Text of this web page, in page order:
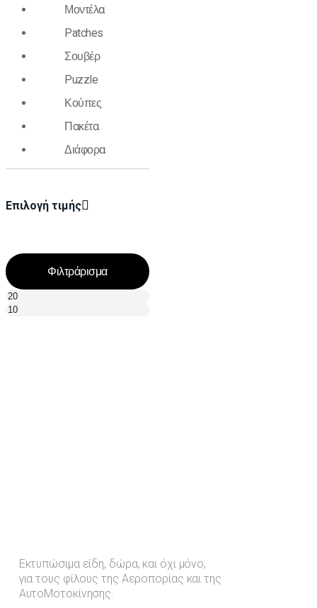
Μοντέλα
Patches
Σουβέρ
Puzzle
Κούπες
Πακέτα
Διάφορα
Επιλογή τιμής
Φιλτράρισμα
Εκτυπώσιμα είδη, δώρα, και όχι μόνο,
για τους φίλους της Αεροπορίας και της
ΑυτοΜοτοκίνησης.